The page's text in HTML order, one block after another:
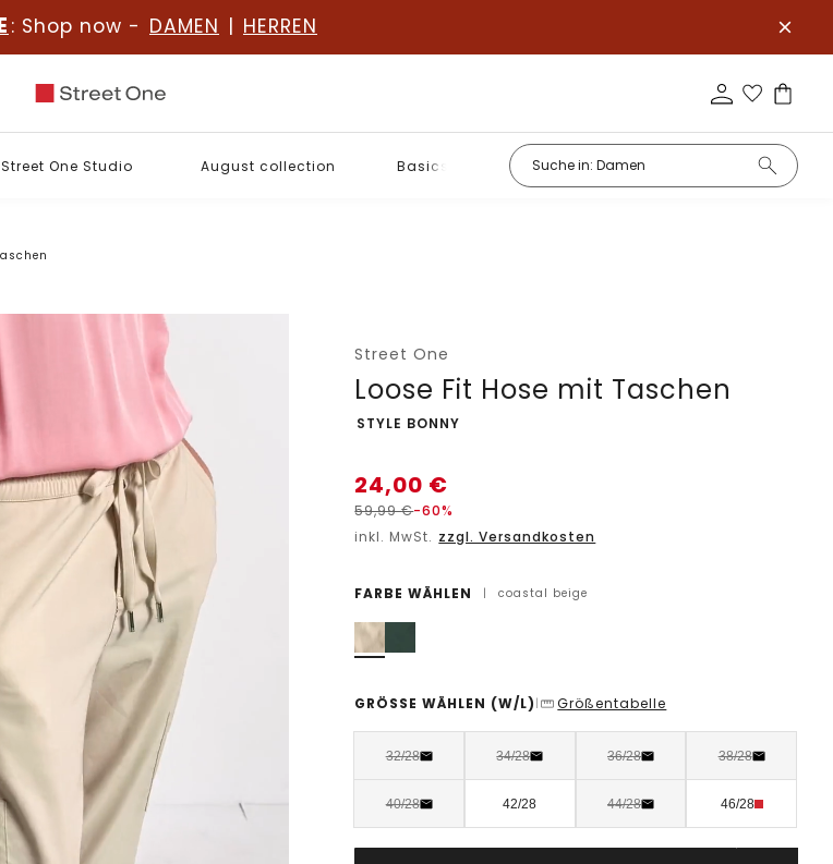
: Shop now - DAMEN | HERREN
Street One Studio August collection Basics
Street One
Loose Fit Hose mit Taschen
-
STYLE BONNY
24,00 €
59,99€-60%
inkl. MwSt. zzgl. Versandkosten
FARBE WÄHLEN | coastal beige
GRÖSSE WÄHLEN (W/L) | Größentabelle
32/28 34/28 36/28 38/28
40/28 42/28 44/28 46/28